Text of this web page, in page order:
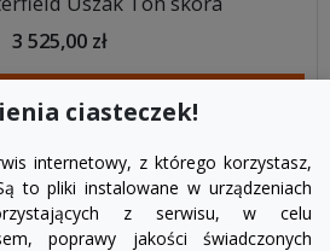
3 525,00 zł
ciasteczek!
internetowy, z którego korzystasz,
to pliki instalowane w urządzeniach
z serwisu, w celu
poprawy jakości świadczonych